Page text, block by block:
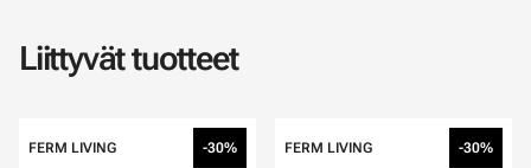
Liittyvät tuotteet
FERM LIVING -30% FERM LIVING -30%